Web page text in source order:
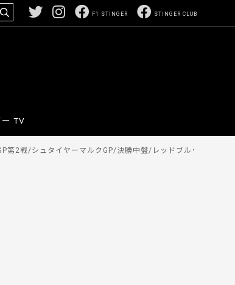
STINGER CLUB
F1 STINGER
ー TV
第2戦/シュタイヤーマルクGP/決勝中盤/レッドブル･